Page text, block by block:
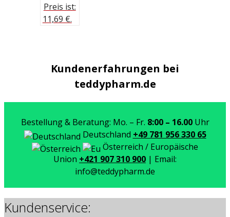
Preis ist:
11,69 €.
Kundenerfahrungen bei
teddypharm.de
Bestellung & Beratung: Mo. – Fr. 8:00 – 16.00Uhr
Deutschland +49 781 956 330 65
Österreich / Europäische
Union +421 907 310 900 | Email:
info@teddypharm.de
Kundenservice: